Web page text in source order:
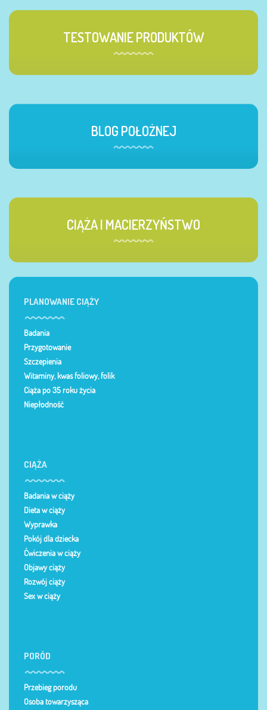
TESTOWANIE PRODUKTÓW
BLOG POŁOŻNEJ
CIĄŻA I MACIERZYŃSTWO
PLANOWANIE CIĄŻY
Badania
Przygotowanie
Szczepienia
Witaminy, kwas foliowy, folik
Ciąża po 35 roku życia
Niepłodność
CIĄŻA
Badania w ciąży
Dieta w ciąży
Wyprawka
Pokój dla dziecka
Ćwiczenia w ciąży
Objawy ciąży
Rozwój ciąży
Sex w ciąży
PORÓD
Przebieg porodu
Osoba towarzysząca